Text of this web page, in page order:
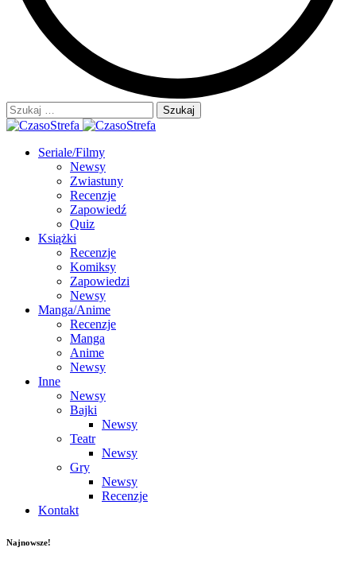
Szukaj:
Seriale/Filmy
Newsy
Zwiastuny
Recenzje
Zapowiedź
Quiz
Książki
Recenzje
Komiksy
Zapowiedzi
Newsy
Manga/Anime
Recenzje
Manga
Anime
Newsy
Inne
Newsy
Bajki
Newsy
Teatr
Newsy
Gry
Newsy
Recenzje
Kontakt
Najnowsze!